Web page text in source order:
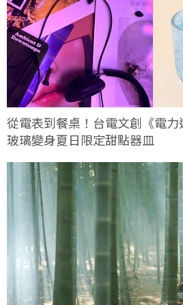
從電表到餐桌！台電文創《電
玻璃變身夏日限定甜點器皿